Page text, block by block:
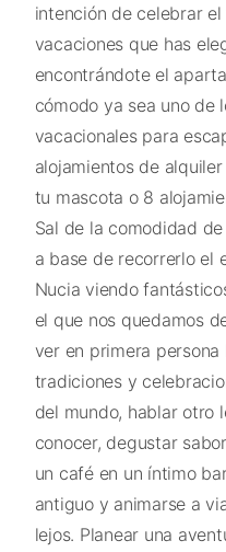
intención de celebrar
vacaciones que has
encontrándote el
cómodo ya sea uno de
vacacionales para
alojamientos de
tu mascota o 8
Sal de la comodidad
a base de recorrerlo el
Nucia viendo
el que nos quedamos
ver en primera
tradiciones y
del mundo, hablar otro
conocer, degustar
un café en un íntimo
antiguo y animarse a
lejos. Planear una